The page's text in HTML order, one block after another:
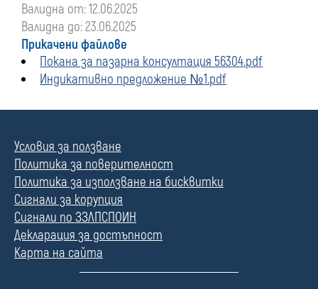
Валидна от: 12.06.2025
Валидна до: 23.06.2025
Прикачени файлове
Покана за пазарна консултация 56304.pdf
Индикативно предложение №1.pdf
Условия за ползване
Политика за поверителност
Политика за използване на бисквитки
Сигнали за корупция
Сигнали по ЗЗЛПСПОИН
Декларация за достъпност
Карта на сайта